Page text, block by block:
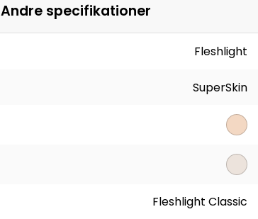
Andre specifikationer
Fleshlight
SuperSkin
Fleshlight Classic